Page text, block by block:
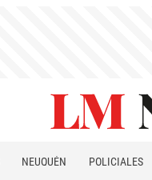
NEUQUÉN POLICIALES